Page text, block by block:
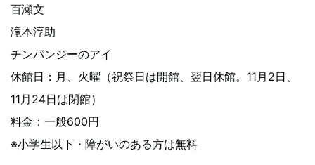
百瀬文
滝本淳助
チンパンジーのアイ
休館日：月、火曜（祝祭日は開館、翌日休館。11月2日、
11月24日は閉館）
料金：一般600円
※小学生以下・障がいのある方は無料